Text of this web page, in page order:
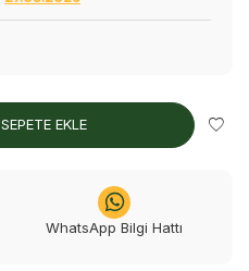
SEPETE EKLE
WhatsApp Bilgi Hattı